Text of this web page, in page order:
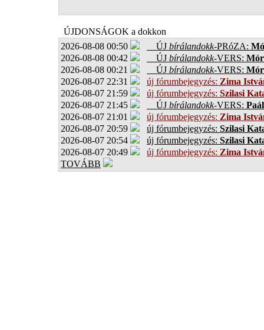
ÚJDONSÁGOK a dokkon
2026-08-08 00:50
ÚJ bírálandokk-PRóZA:
2026-08-08 00:42
ÚJ bírálandokk-VERS:
2026-08-08 00:21
ÚJ bírálandokk-VERS:
2026-08-07 22:31
új fórumbejegyzés: Zima
2026-08-07 21:59
új fórumbejegyzés: Szilasi
2026-08-07 21:45
ÚJ bírálandokk-VERS:
2026-08-07 21:01
új fórumbejegyzés: Zima
2026-08-07 20:59
új fórumbejegyzés: Szilasi
2026-08-07 20:54
új fórumbejegyzés: Szilasi
2026-08-07 20:49
új fórumbejegyzés: Zima
TOVÁBB